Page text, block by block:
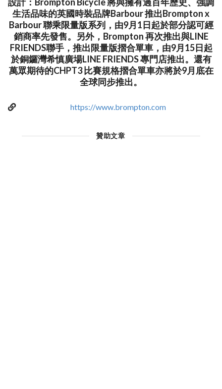
生活品味的英國時裝品牌Barbour 推出Brompton x
Barbour 聯乘限量版系列，由9月1日起於部分認可經
銷商率先發售。另外，Brompton 再次推出與LINE
FRIENDS聯手，推出限量版摺合單車，由9月15日起
於銅鑼灣希慎廣場LINE FRIENDS 專門店推出。還有
萬眾期待的CHPT3 比賽規格摺合單車亦將於9月底在
全球同步推出。
https://www.brompton.com
贊助文章